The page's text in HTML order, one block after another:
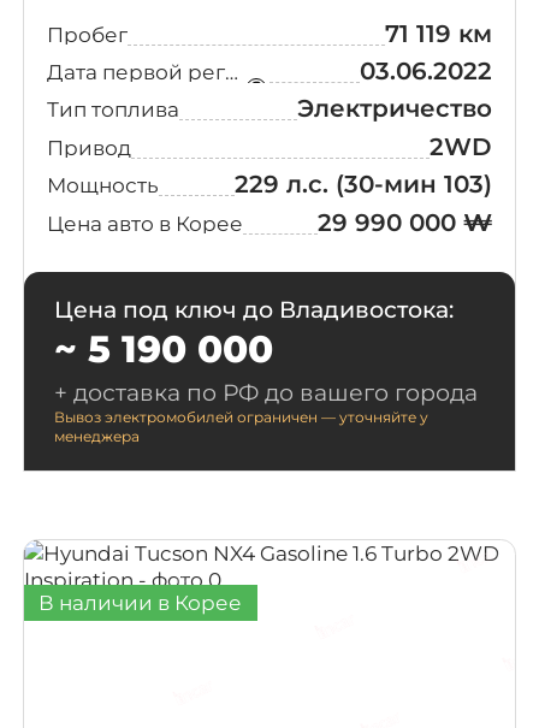
Пробег 71 119 км
Дата первой регистрации 03.06.2022
Тип топлива Электричество
Привод 2WD
Мощность 229 л.с. (30-мин 103)
Цена авто в Корее 29 990 000 ₩
Цена под ключ до Владивостока:
~ 5 190 000
+ доставка по РФ до вашего города
Вывоз электромобилей ограничен — уточняйте у
менеджера
В наличии в Корее